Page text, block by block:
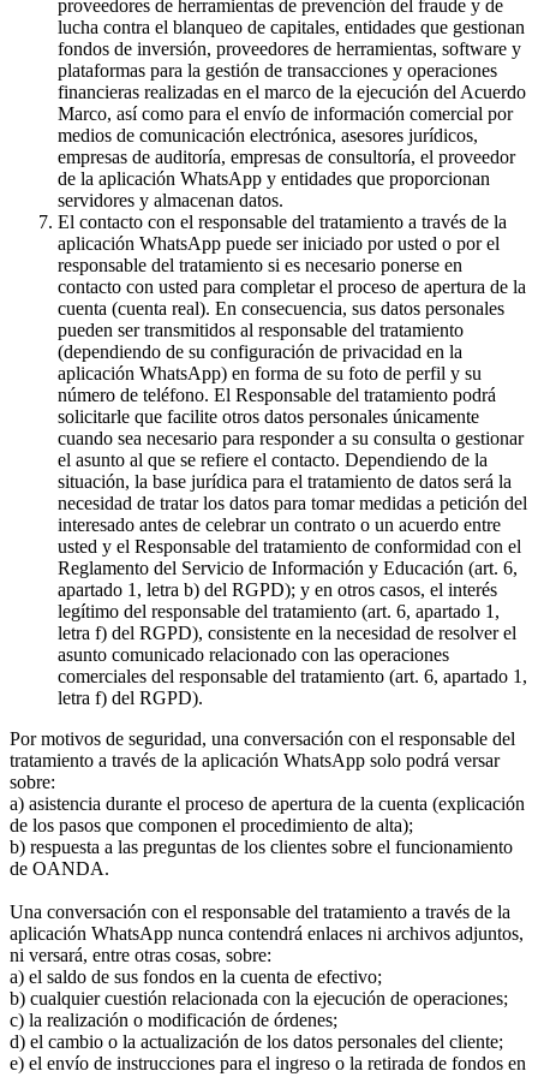
proveedores de herramientas de prevención del fraude y de
lucha contra el blanqueo de capitales, entidades que gestionan
fondos de inversión, proveedores de herramientas, software y
plataformas para la gestión de transacciones y operaciones
financieras realizadas en el marco de la ejecución del Acuerdo
Marco, así como para el envío de información comercial por
medios de comunicación electrónica, asesores jurídicos,
empresas de auditoría, empresas de consultoría, el proveedor
de la aplicación WhatsApp y entidades que proporcionan
servidores y almacenan datos.
El contacto con el responsable del tratamiento a través de la
aplicación WhatsApp puede ser iniciado por usted o por el
responsable del tratamiento si es necesario ponerse en
contacto con usted para completar el proceso de apertura de la
cuenta (cuenta real). En consecuencia, sus datos personales
pueden ser transmitidos al responsable del tratamiento
(dependiendo de su configuración de privacidad en la
aplicación WhatsApp) en forma de su foto de perfil y su
número de teléfono. El Responsable del tratamiento podrá
solicitarle que facilite otros datos personales únicamente
cuando sea necesario para responder a su consulta o gestionar
el asunto al que se refiere el contacto. Dependiendo de la
situación, la base jurídica para el tratamiento de datos será la
necesidad de tratar los datos para tomar medidas a petición del
interesado antes de celebrar un contrato o un acuerdo entre
usted y el Responsable del tratamiento de conformidad con el
Reglamento del Servicio de Información y Educación (art. 6,
apartado 1, letra b) del RGPD); y en otros casos, el interés
legítimo del responsable del tratamiento (art. 6, apartado 1,
letra f) del RGPD), consistente en la necesidad de resolver el
asunto comunicado relacionado con las operaciones
comerciales del responsable del tratamiento (art. 6, apartado 1,
letra f) del RGPD).
Por motivos de seguridad, una conversación con el responsable del
tratamiento a través de la aplicación WhatsApp solo podrá versar
sobre:
a) asistencia durante el proceso de apertura de la cuenta (explicación
de los pasos que componen el procedimiento de alta);
b) respuesta a las preguntas de los clientes sobre el funcionamiento
de OANDA.
Una conversación con el responsable del tratamiento a través de la
aplicación WhatsApp nunca contendrá enlaces ni archivos adjuntos,
ni versará, entre otras cosas, sobre:
a) el saldo de sus fondos en la cuenta de efectivo;
b) cualquier cuestión relacionada con la ejecución de operaciones;
c) la realización o modificación de órdenes;
d) el cambio o la actualización de los datos personales del cliente;
e) el envío de instrucciones para el ingreso o la retirada de fondos en